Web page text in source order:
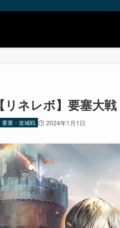
【リネレボ】要塞
要塞・攻城戦 2024年1月1日